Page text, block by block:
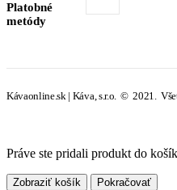
Platobné
metódy
Kávaonline.sk | Káva, s.r.o. © 2021.
Práve ste pridali produkt do
Zobraziť košík Pokračovať